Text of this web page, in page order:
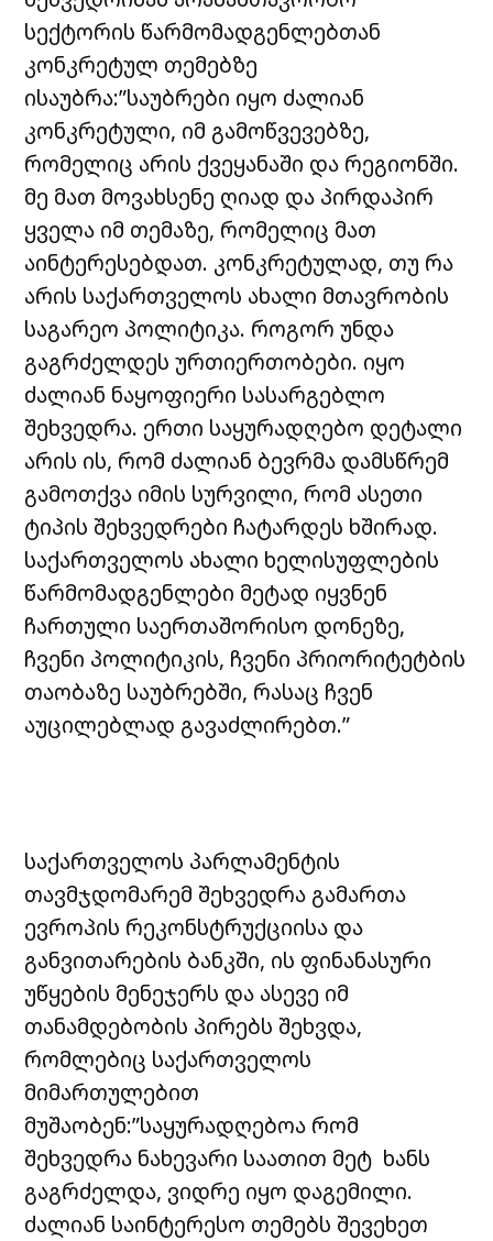
სექტორის წარმომადგენლებთან
კონკრეტულ თემებზე
ისაუბრა:”საუბრები იყო ძალიან
კონკრეტული, იმ გამოწვევებზე,
რომელიც არის ქვეყანაში და რეგიონში.
მე მათ მოვახსენე ღიად და პირდაპირ
ყველა იმ თემაზე, რომელიც მათ
აინტერესებდათ. კონკრეტულად, თუ რა
არის საქართველოს ახალი მთავრობის
საგარეო პოლიტიკა. როგორ უნდა
გაგრძელდეს ურთიერთობები. იყო
ძალიან ნაყოფიერი სასარგებლო
შეხვედრა. ერთი საყურადღებო დეტალი
არის ის, რომ ძალიან ბევრმა დამსწრემ
გამოთქვა იმის სურვილი, რომ ასეთი
ტიპის შეხვედრები ჩატარდეს ხშირად.
საქართველოს ახალი ხელისუფლების
წარმომადგენლები მეტად იყვნენ
ჩართული საერთაშორისო დონეზე,
ჩვენი პოლიტიკის, ჩვენი პრიორიტეტბის
თაობაზე საუბრებში, რასაც ჩვენ
აუცილებლად გავაძლირებთ.”
საქართველოს პარლამენტის
თავმჯდომარემ შეხვედრა გამართა
ევროპის რეკონსტრუქციისა და
განვითარების ბანკში, ის ფინანასური
უწყების მენეჯერს და ასევე იმ
თანამდებობის პირებს შეხვდა,
რომლებიც საქართველოს
მიმართულებით
მუშაობენ:”საყურადღებოა რომ
შეხვედრა ნახევარი საათით მეტ ხანს
გაგრძელდა, ვიდრე იყო დაგემილი.
ძალიან საინტერესო თემებს შევეხეთ